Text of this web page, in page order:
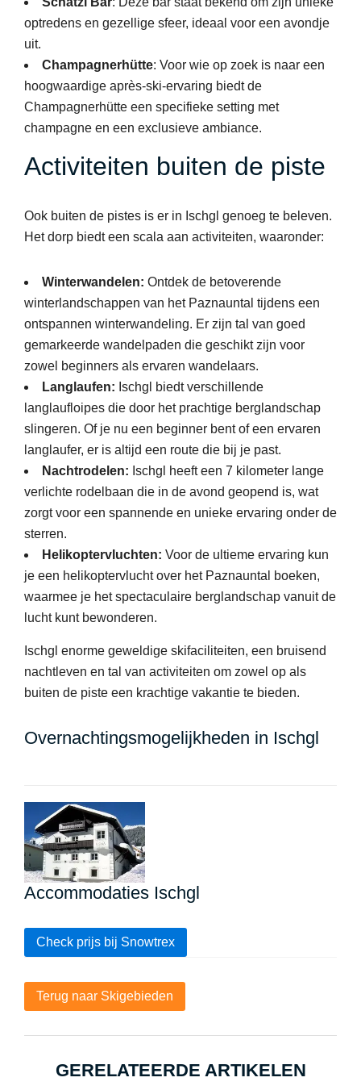
optredens en gezellige sfeer, ideaal voor een avondje
uit.
Champagnerhütte: Voor wie op zoek is naar een
hoogwaardige après-ski-ervaring biedt de
Champagnerhütte een specifieke setting met
champagne en een exclusieve ambiance.
Activiteiten buiten de piste
Ook buiten de pistes is er in Ischgl genoeg te beleven.
Het dorp biedt een scala aan activiteiten, waaronder:
Winterwandelen: Ontdek de betoverende
winterlandschappen van het Paznauntal tijdens een
ontspannen winterwandeling. Er zijn tal van goed
gemarkeerde wandelpaden die geschikt zijn voor
zowel beginners als ervaren wandelaars.
Langlaufen: Ischgl biedt verschillende
langlaufloipes die door het prachtige berglandschap
slingeren. Of je nu een beginner bent of een ervaren
langlaufer, er is altijd een route die bij je past.
Nachtrodelen: Ischgl heeft een 7 kilometer lange
verlichte rodelbaan die in de avond geopend is, wat
zorgt voor een spannende en unieke ervaring onder de
sterren.
Helikoptervluchten: Voor de ultieme ervaring kun
je een helikoptervlucht over het Paznauntal boeken,
waarmee je het spectaculaire berglandschap vanuit de
lucht kunt bewonderen.
Ischgl enorme geweldige skifaciliteiten, een bruisend
nachtleven en tal van activiteiten om zowel op als
buiten de piste een krachtige vakantie te bieden.
Overnachtingsmogelijkheden in Ischgl
Accommodaties Ischgl
Check prijs bij Snowtrex
Terug naar Skigebieden
GERELATEERDE ARTIKELEN